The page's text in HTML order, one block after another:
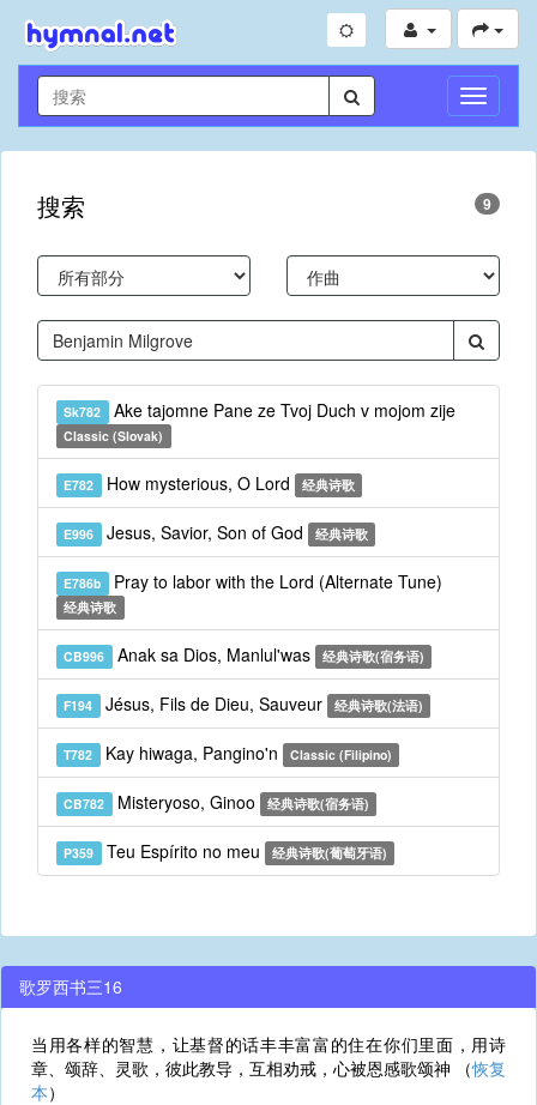
切
换
导
搜索 9
Sk782 Ake tajomne Pane ze Tvoj Duch v mojom zije
Classic (Slovak)
E782 How mysterious, O Lord 经典诗歌
E996 Jesus, Savior, Son of God 经典诗歌
E786b Pray to labor with the Lord (Alternate Tune)
经典诗歌
CB996 Anak sa Dios, Manlul'was 经典诗歌(宿务语)
F194 Jésus, Fils de Dieu, Sauveur 经典诗歌(法语)
T782 Kay hiwaga, Pangino'n Classic (Filipino)
CB782 Misteryoso, Ginoo 经典诗歌(宿务语)
P359 Teu Espírito no meu 经典诗歌(葡萄牙语)
歌罗西书三16
当用各样的智慧，让基督的话丰丰富富的住在你们里面，用诗
章、颂辞、灵歌，彼此教导，互相劝戒，心被恩感歌颂神 （恢复
本）